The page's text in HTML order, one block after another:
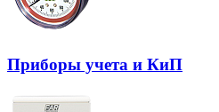
Приборы учета и КиП